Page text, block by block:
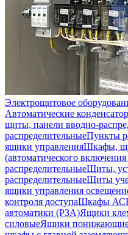
Электрощитовое
Автоматические
щиты, панели вводно-
распределительныеПункты
ящики управленияШкафы,
(автоматического включения
распределительныеЩиты,
распределительныеЩиты
ящики управления
контроля доступаШкафы
автоматики (РЗА)Ящики
силовыеЯщики понижающие